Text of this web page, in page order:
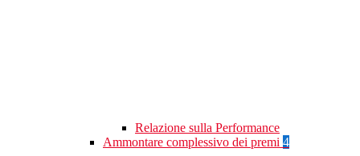
Relazione sulla Performance
Ammontare complessivo dei premi 4